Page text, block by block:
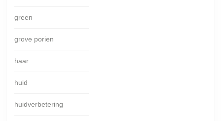
green
grove porien
haar
huid
huidverbetering